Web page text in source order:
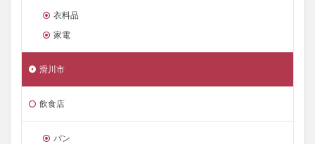
衣料品
家電
滑川市
飲食店
パン